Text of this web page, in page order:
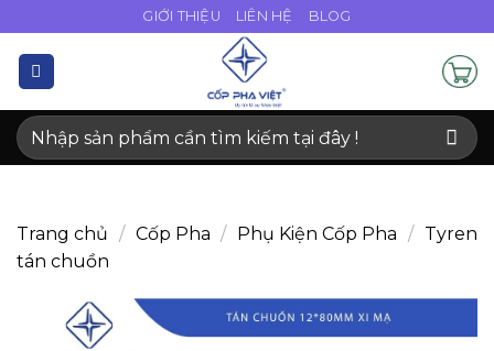
dung
GIỚI THIỆU LIÊN HỆ BLOG
Tìm
kiếm:
Trang chủ / Cốp Pha / Phụ Kiện Cốp Pha / Tyren
tán chuồn